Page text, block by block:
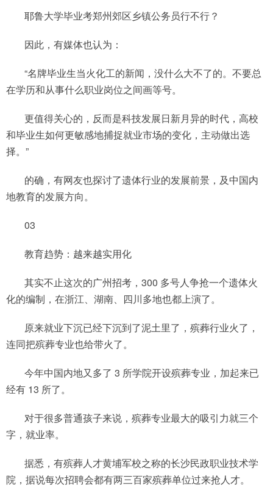
耶鲁大学毕业考郑州郊区乡镇公务员行不行？
因此，有媒体也认为：
“名牌毕业生当火化工的新闻，没什么大不了的。不要总
在学历和从事什么职业岗位之间画等号。
更值得关心的，反而是科技发展日新月异的时代，高校
和毕业生如何更敏感地捕捉就业市场的变化，主动做出选
择。”
的确，有网友也探讨了遗体行业的发展前景，及中国内
地教育的发展方向。
03
教育趋势：越来越实用化
其实不止这次的广州招考，300 多号人争抢一个遗体火
化的编制，在浙江、湖南、四川多地也都上演了。
原来就业下沉已经下沉到了泥土里了，殡葬行业火了，
连同把殡葬专业也给带火了。
今年中国内地又多了 3 所学院开设殡葬专业，加起来已
经有 13 所了。
对于很多普通孩子来说，殡葬专业最大的吸引力就三个
字，就业率。
据悉，有殡葬人才黄埔军校之称的长沙民政职业技术学
院，据说每次招聘会都有两三百家殡葬单位过来抢人才。